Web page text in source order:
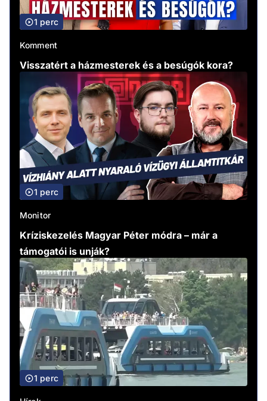
1 perc
Komment
Visszatért a házmesterek és a besúgók kora?
1 perc
Monitor
Kríziskezelés Magyar Péter módra – már a
támogatói is unják?
1 perc